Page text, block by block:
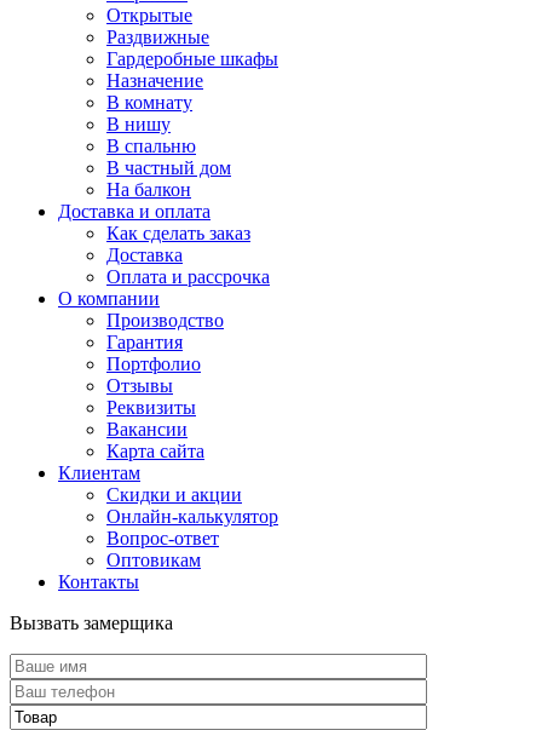
Открытые
Раздвижные
Гардеробные шкафы
Назначение
В комнату
В нишу
В спальню
В частный дом
На балкон
Доставка и оплата
Как сделать заказ
Доставка
Оплата и рассрочка
О компании
Производство
Гарантия
Портфолио
Отзывы
Реквизиты
Вакансии
Карта сайта
Клиентам
Скидки и акции
Онлайн-калькулятор
Вопрос-ответ
Оптовикам
Контакты
Вызвать замерщика